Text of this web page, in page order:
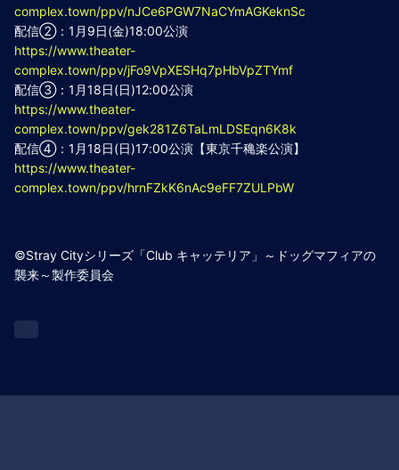
complex.town/ppv/nJCe6PGW7NaCYmAGKeknSc
配信②：1月9日(金)18:00公演
https://www.theater-
complex.town/ppv/jFo9VpXESHq7pHbVpZTYmf
配信③：1月18日(日)12:00公演
https://www.theater-
complex.town/ppv/gek281Z6TaLmLDSEqn6K8k
配信④：1月18日(日)17:00公演【東京千穐楽公演】
https://www.theater-
complex.town/ppv/hrnFZkK6nAc9eFF7ZULPbW
©Stray Cityシリーズ「Club キャッテリア」～ドッグマフィアの
襲来～製作委員会